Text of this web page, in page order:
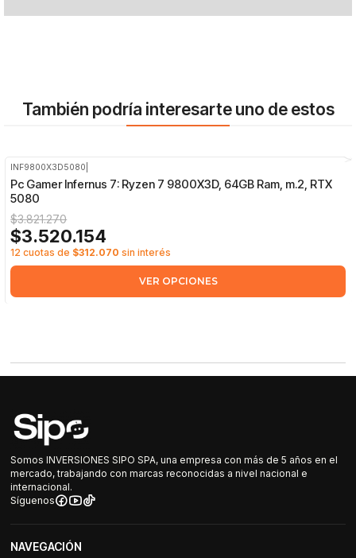
También podría interesarte uno de estos
INF9800X3D5080
Pc Gamer Infernus 7: Ryzen 7 9800X3D, 64GB Ram, m.2, RTX
5080
$3.821.270
$3.520.154
12 cuotas de $312.070 sin interés
VER OPCIONES
Somos INVERSIONES SIPO SPA, una empresa con más de 5 años en el
mercado, trabajando con marcas reconocidas a nivel nacional e
internacional.
Síguenos
NAVEGACIÓN